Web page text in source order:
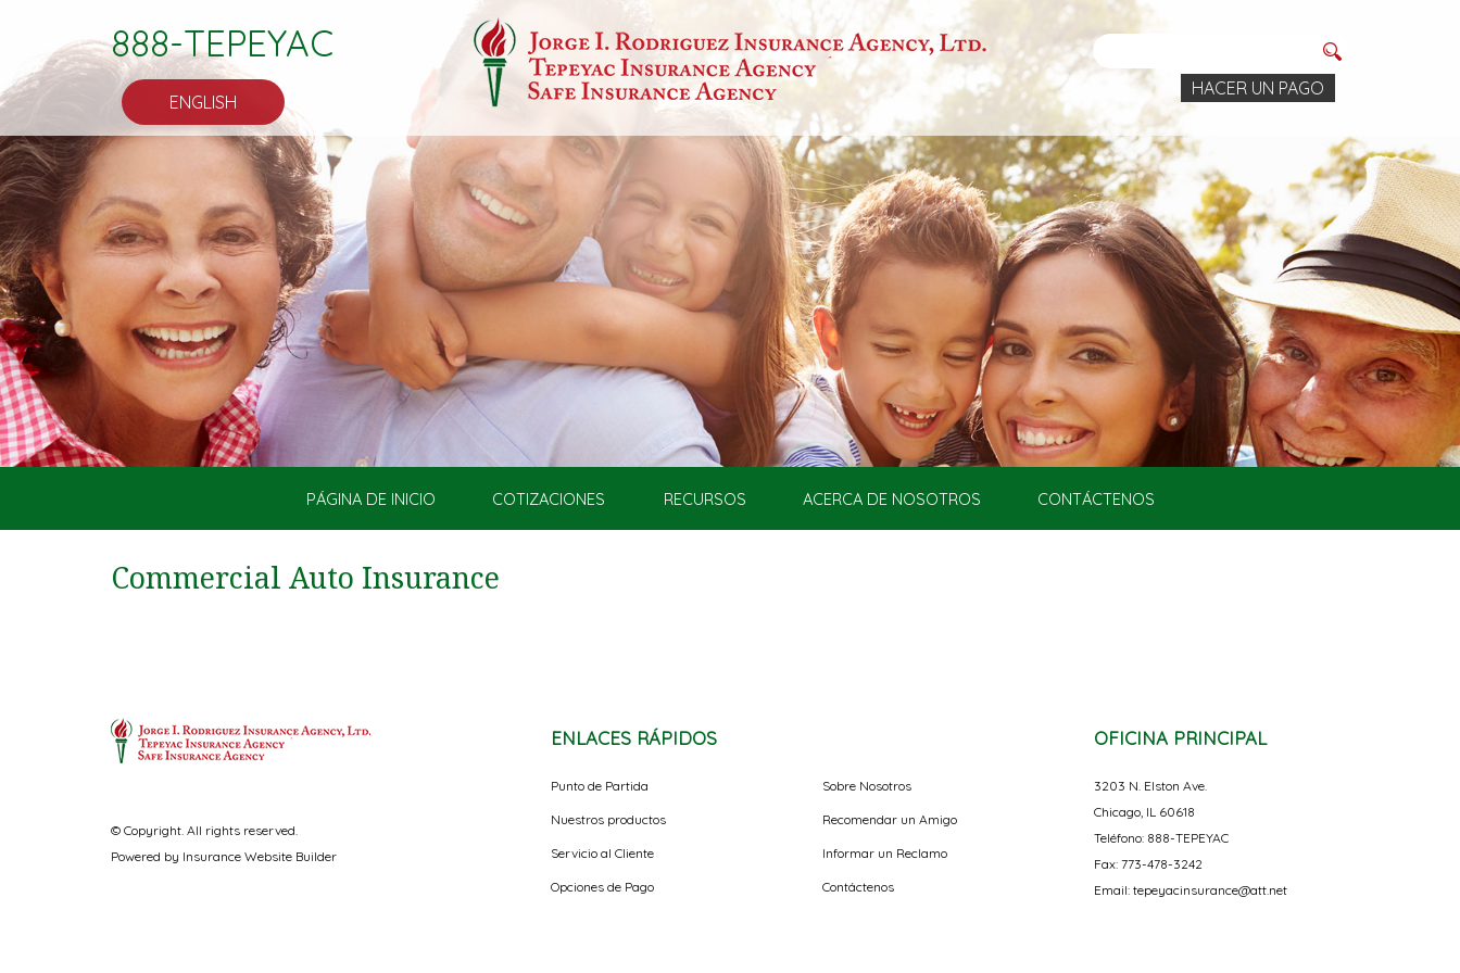
888-TEPEYAC
ENGLISH
PÁGINA DE INICIO COTIZACIONES RECURSOS ACERCA DE NOSOTROS CONTÁCTENOS
Commercial Auto Insurance
ENLACES RÁPIDOS
Punto de Partida
Nuestros productos
Servicio al Cliente
Opciones de Pago
Sobre Nosotros
Recomendar un Amigo
Informar un Reclamo
Contáctenos
OFICINA PRINCIPAL
3203 N. Elston Ave.
Chicago, IL 60618
Teléfono: 888-TEPEYAC
Fax: 773-478-3242
Email: tepeyacinsurance@att.net
© Copyright. All rights reserved.
Powered by Insurance Website Builder